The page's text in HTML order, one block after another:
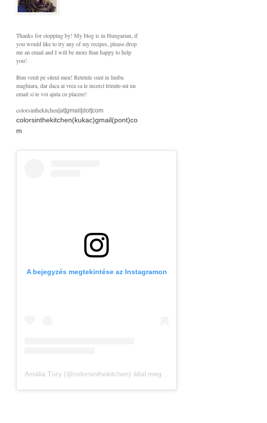
Thanks for stopping by! My blog is in Hungarian, if
you would like to try any of my recipes, please drop
me an email and I will be more than happy to help
you!
Bun venit pe siteul meu! Retetele sunt in limba
maghiara, dar daca ai vrea sa le incerci trimite-mi un
email si te voi ajuta cu placere!
colorsinthekitchen[at]gmail[dot]com
colorsinthekitchen(kukac)gmail(pont)co
m
A bejegyzés megtekintése az Instagramon
Amália Túry (@colorsinthekitchen) által megosztott bejegyzés